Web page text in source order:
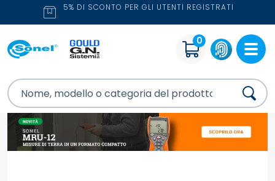
5% DI SCONTO PER GLI UTENTI REGISTRATI
0